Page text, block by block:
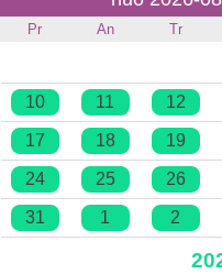
Pr An Tr
10 11 12
17 18 19
24 25 26
31 1 2